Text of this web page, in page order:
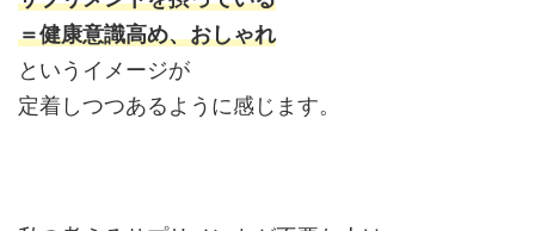
＝健康意識高め、おしゃれ
というイメージが
定着しつつあるように感じます。